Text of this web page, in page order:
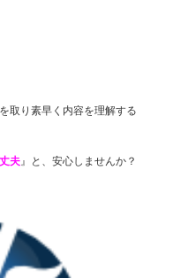
取り素早く内容を理解する
夫』と、安心しませんか？